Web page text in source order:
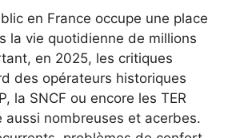
en France occupe une place
la vie quotidienne de millions
en 2025, les critiques
des opérateurs historiques
la SNCF ou encore les TER
aussi nombreuses et acerbes.